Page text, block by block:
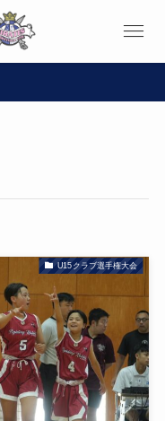
U15クラブ選手権大会